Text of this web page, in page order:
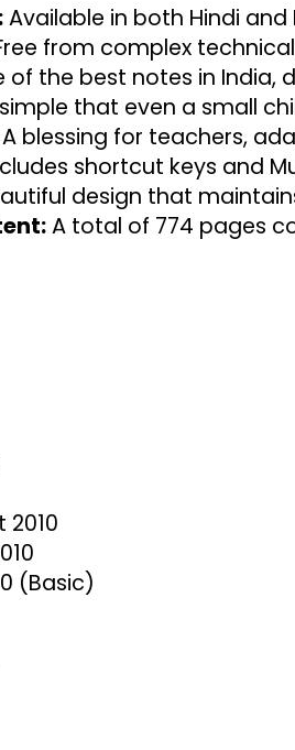
Available in both Hindi
from complex
of the best notes in India,
that even a small
A blessing for teachers,
shortcut keys and
design that
A total of 774 pages
2010
(Basic)